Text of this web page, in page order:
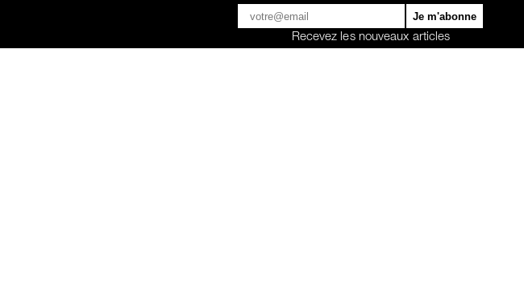
Recevez les nouveaux articles